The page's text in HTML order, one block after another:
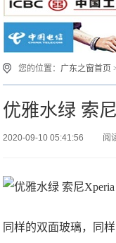
您的位置： 广东之窗首页
优雅水绿 索
2020-09-10 05:41:56 阅
同样的双面玻璃，同